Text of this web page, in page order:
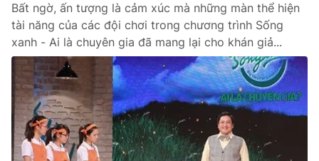
Bất ngờ, ấn tượng là cảm xúc mà những màn thể hiện
tài năng của các đội chơi trong chương trình Sống
xanh - Ai là chuyên gia đã mang lại cho khán giả...